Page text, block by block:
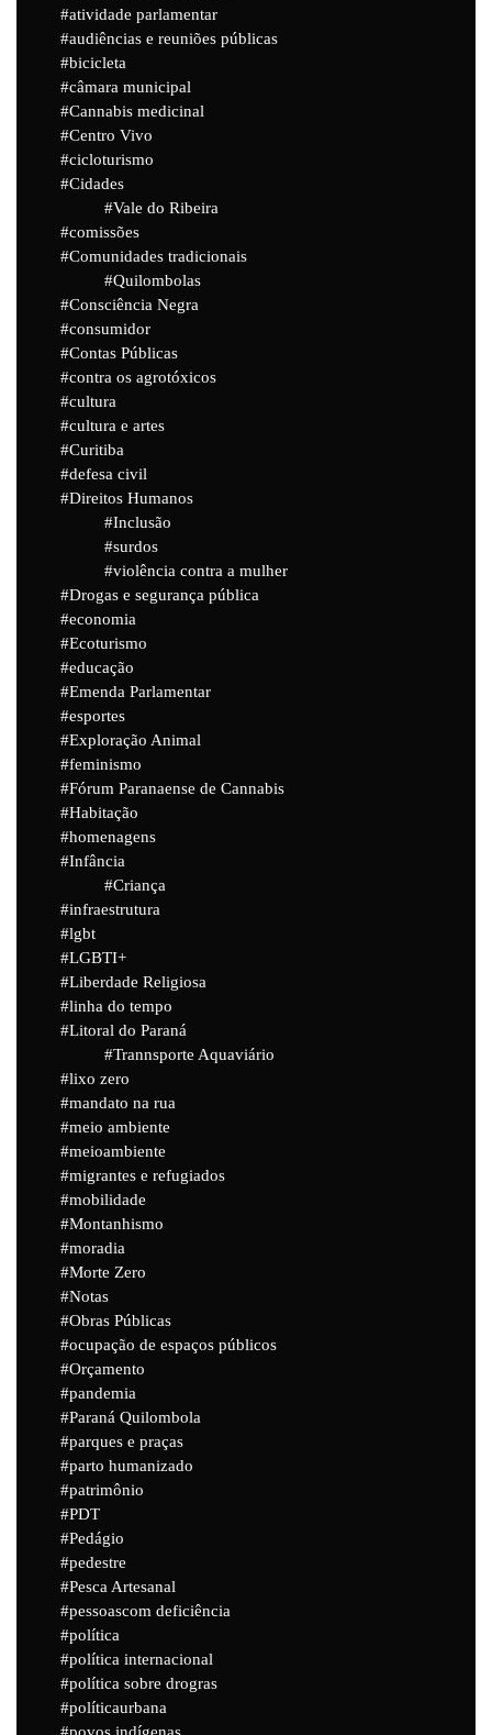
atividade parlamentar
audiências e reuniões públicas
bicicleta
câmara municipal
Cannabis medicinal
Centro Vivo
cicloturismo
Cidades
Vale do Ribeira
comissões
Comunidades tradicionais
Quilombolas
Consciência Negra
consumidor
Contas Públicas
contra os agrotóxicos
cultura
cultura e artes
Curitiba
defesa civil
Direitos Humanos
Inclusão
surdos
violência contra a mulher
Drogas e segurança pública
economia
Ecoturismo
educação
Emenda Parlamentar
esportes
Exploração Animal
feminismo
Fórum Paranaense de Cannabis
Habitação
homenagens
Infância
Criança
infraestrutura
lgbt
LGBTI+
Liberdade Religiosa
linha do tempo
Litoral do Paraná
Trannsporte Aquaviário
lixo zero
mandato na rua
meio ambiente
meioambiente
migrantes e refugiados
mobilidade
Montanhismo
moradia
Morte Zero
Notas
Obras Públicas
ocupação de espaços públicos
Orçamento
pandemia
Paraná Quilombola
parques e praças
parto humanizado
patrimônio
PDT
Pedágio
pedestre
Pesca Artesanal
pessoascom deficiência
política
política internacional
política sobre drogras
políticaurbana
povos indígenas